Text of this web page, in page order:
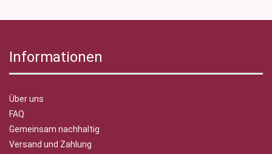
Informationen
Über uns
FAQ
Gemeinsam nachhaltig
Versand und Zahlung